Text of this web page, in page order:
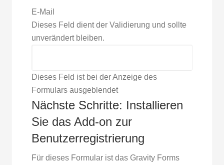
E-Mail
Dieses Feld dient der Validierung und sollte
unverändert bleiben.
Dieses Feld ist bei der Anzeige des
Formulars ausgeblendet
Nächste Schritte: Installieren
Sie das Add-on zur
Benutzerregistrierung
Für dieses Formular ist das Gravity Forms